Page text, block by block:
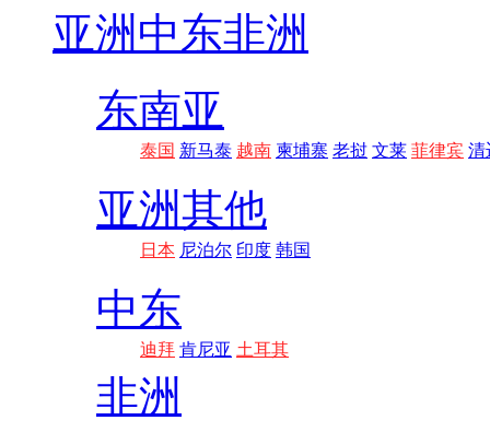
亚洲 中东非洲
东南亚
泰国 新马泰 越南 柬埔寨 老挝 文莱 菲律宾 清
亚洲其他
日本 尼泊尔 印度 韩国
中东
迪拜 肯尼亚 土耳其
非洲